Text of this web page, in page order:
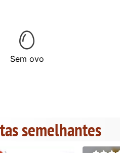
Sem ovo
semelhantes